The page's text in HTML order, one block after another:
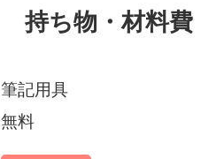
持ち物・材料費
筆記用具
無料